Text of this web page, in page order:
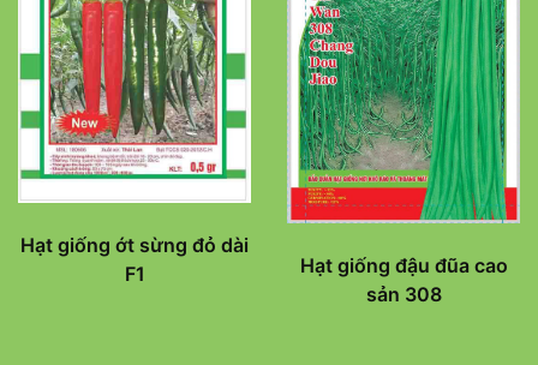
Hạt giống ớt sừng đỏ dài
F1
Hạt giống đậu đũa cao
sản 308